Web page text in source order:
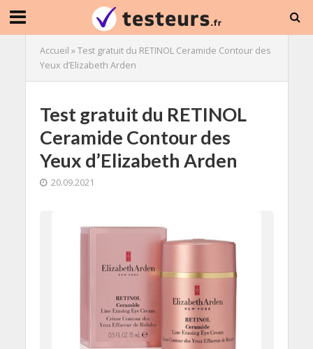
Accueil »Test gratuit du RETINOL Ceramide Contour des
Yeux d’Elizabeth Arden
Test gratuit du RETINOL
Ceramide Contour des
Yeux d’Elizabeth Arden
20.09.2021